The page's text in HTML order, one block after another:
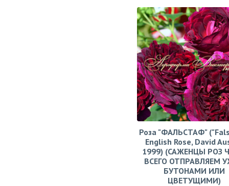
Роза "ФАЛЬСТАФ"
English Rose, David
1999) (САЖЕНЦЫ РОЗ
ВСЕГО ОТПРАВЛЯЕМ
БУТОНАМИ ИЛИ
ЦВЕТУЩИМИ)